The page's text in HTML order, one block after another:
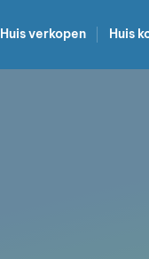
Huis verkopen Huis